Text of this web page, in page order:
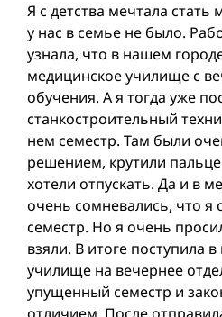
Я с детства мечтала стать
у нас в семье не было.
узнала, что в нашем
медицинское училище с
обучения. А я тогда уже
станкостроительный
нем семестр. Там были
решением, крутили
хотели отпускать. Да и в
очень сомневались, что я
семестр. Но я очень
взяли. В итоге поступила
училище на вечернее
упущенный семестр и